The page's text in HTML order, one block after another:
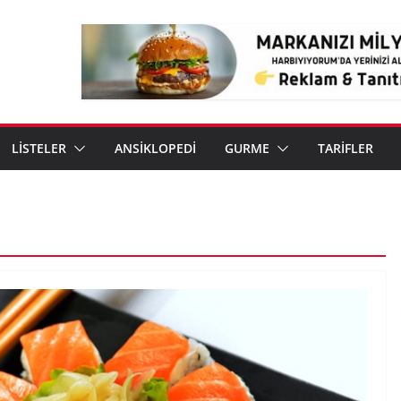
LİSTELER ANSİKLOPEDİ GURME TARİFLER